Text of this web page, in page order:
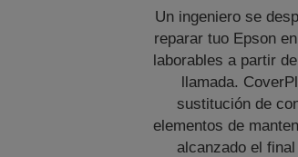
Un ingeniero se
reparar tuo Epson
laborables a partir
llamada.
sustitución de
elementos de
alcanzado el